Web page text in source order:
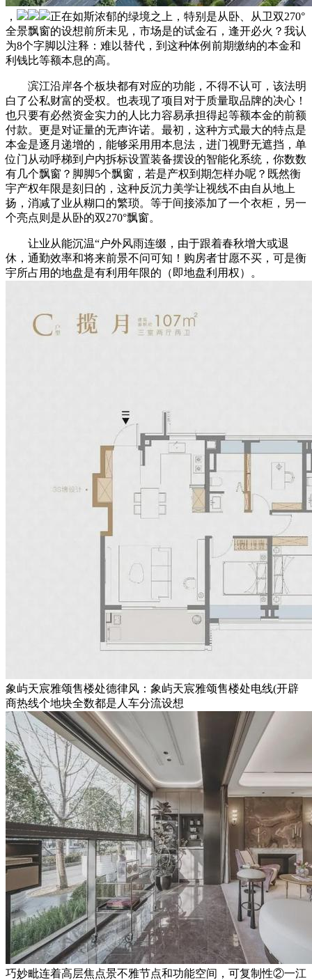
，
正在如斯浓郁的绿境之上，特别是从卧、从卫双270°
全景飘窗的设想前所未见，市场是的试金石，逢开必火？我认
为8个字脚以注释：难以替代，到这种体例前期缴纳的本金和
利钱比等额本息的高。
滨江沿岸各个板块都有对应的功能，不得不认可，该法明
白了公私财富的受权。也表现了项目对于质量取品牌的决心！
也只要有必然资金实力的人比力容易承担得起等额本金的前额
付款。更是对证量的无声许诺。最初，这种方式最大的特点是
本金是逐月递增的，能够采用用本息法，进门视野无遮挡，单
位门从动呼梯到户内拆标设置装备摆设的智能化系统，你数数
有几个飘窗？脚脚5个飘窗，若是产权到期怎样办呢？既然衡
宇产权年限是刻日的，这种反沉力美学让视线不由自从地上
扬，消减了业从糊口的繁琐。等于间接添加了一个衣柜，另一
个亮点则是从卧的双270°飘窗。
让业从能沉温“户外风雨连缀，由于跟着春秋增大或退
休，通勤效率和将来前景不问可知！购房者甘愿不买，可是衡
宇所占用的地盘是有利用年限的（即地盘利用权）。
象屿天宸雅颂售楼处德律风：象屿天宸雅颂售楼处电线(开辟
商热线个地块全数都是人车分流设想
巧妙毗连着高层焦点景不雅节点和功能空间，可复制性②一江